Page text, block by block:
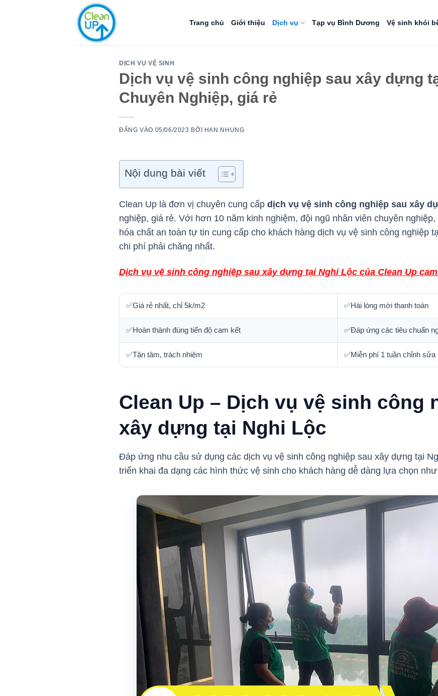
Trang chủ Giới thiệu Dịch vụ Tạp vụ Bình Dương Vệ sinh khói
DỊCH VỤ VỆ SINH
Dịch vụ vệ sinh công nghiệp sau xây dựng
Chuyên Nghiệp, giá rẻ
ĐĂNG VÀO 05/06/2023 BỞI HAN NHUNG
Nội dung bài viết
Clean Up là đơn vị chuyên cung cấp dịch vụ vệ sinh công nghiệp sau xây
nghiệp, giá rẻ. Với hơn 10 năm kinh nghiệm, đội ngũ nhân viên chuyên
hóa chất an toàn tự tin cung cấp cho khách hàng dịch vụ vệ sinh công nghiệp
chi phí phải chăng nhất.
Dịch vụ vệ sinh công nghiệp sau xây dựng tại Nghi Lộc của Clean Up
✅Giá rẻ nhất, chỉ 5k/m2 ✅Hài lòng mới thanh toán
✅Hoàn thành đúng tiến độ cam kết ✅Đáp ứng các tiêu chuẩn
✅Tận tâm, trách nhiệm ✅Miễn phí 1 tuần chỉnh sửa
Clean Up – Dịch vụ vệ sinh công
xây dựng tại Nghi Lộc
Đáp ứng nhu cầu sử dụng các dịch vụ vệ sinh công nghiệp sau xây dựng tại
triển khai đa dạng các hình thức vệ sinh cho khách hàng dễ dàng lựa chọn